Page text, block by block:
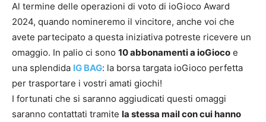
Al termine delle operazioni di voto di ioGioco Award
2024, quando nomineremo il vincitore, anche voi che
avete partecipato a questa iniziativa potreste ricevere un
omaggio. In palio ci sono 10 abbonamenti a ioGioco e
una splendida IG BAG: la borsa targata ioGioco perfetta
per trasportare i vostri amati giochi!
I fortunati che si saranno aggiudicati questi omaggi
saranno contattati tramite la stessa mail con cui hanno